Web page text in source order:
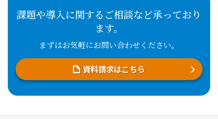
課題や導入に関するご相談など承っており
ます。
まずはお気軽にお問い合わせください。
資料請求はこちら